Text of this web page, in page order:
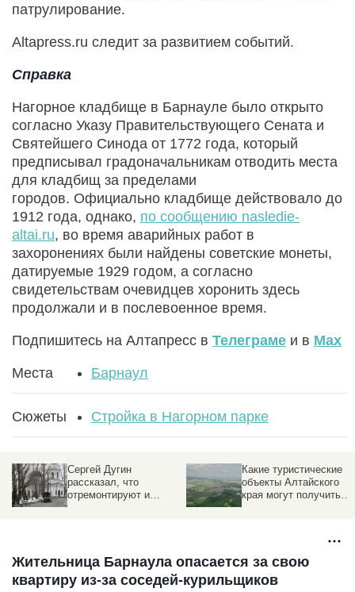
патрулирование.
Altapress.ru следит за развитием событий.
Справка
Нагорное кладбище в Барнауле было открыто
согласно Указу Правительствующего Сената и
Святейшего Синода от 1772 года, который
предписывал градоначальникам отводить места
для кладбищ за пределами
городов. Официально кладбище действовало до
1912 года, однако, по сообщению nasledie-
altai.ru, во время аварийных работ в
захоронениях были найдены советские монеты,
датируемые 1929 годом, а согласно
свидетельствам очевидцев хоронить здесь
продолжали и в послевоенное время.
Подпишитесь на Алтапресс в Телеграме и в Max
Места Барнаул
Сюжеты Стройка в Нагорном парке
Сергей Дугин
рассказал, что
отремонтируют и
Какие туристические
объекты Алтайского
края могут получить
Жительница Барнаула опасается за свою
квартиру из-за соседей-курильщиков